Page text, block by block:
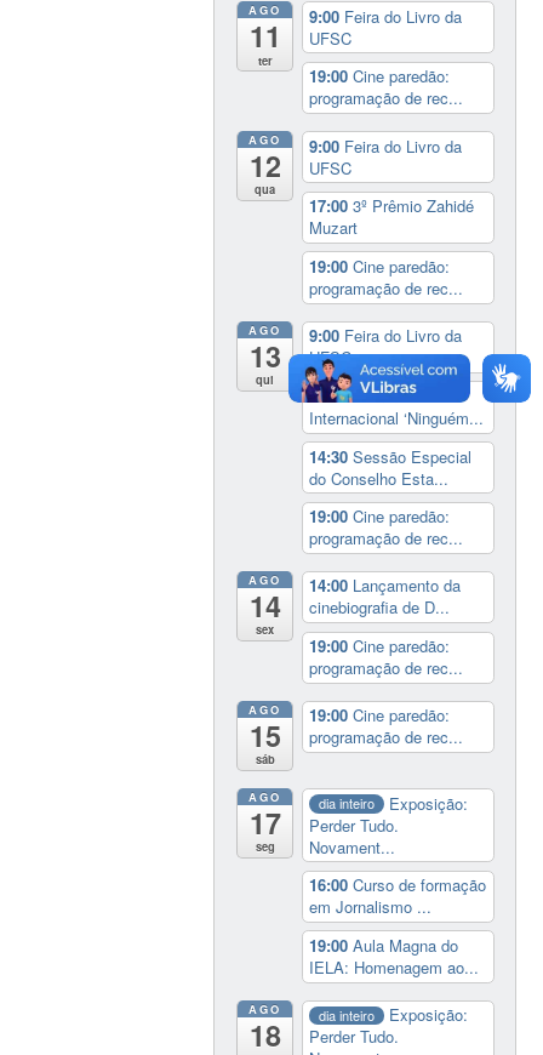
AGO
11
ter
9:00 Feira do Livro da
UFSC
19:00Cine paredão:
programação de rec...
AGO
12
qua
9:00 Feira do Livro da
UFSC
17:003º Prêmio Zahidé
Muzart
19:00Cine paredão:
programação de rec...
AGO
13
qui
9:00 Feira do Livro da
UFSC
14:00 Seminário
Internacional ‘Ninguém...
14:30Sessão Especial
do Conselho Esta...
19:00Cine paredão:
programação de rec...
AGO
14
sex
14:00 Lançamento da
cinebiografia de D...
19:00Cine paredão:
programação de rec...
AGO
15
sáb
19:00Cine paredão:
programação de rec...
AGO
17
seg
dia inteiro
Exposição:
Perder Tudo.
Novament...
16:00Curso de formação
em Jornalismo ...
19:00Aula Magna do
IELA: Homenagem ao...
AGO
18
dia inteiro
Exposição:
Perder Tudo.